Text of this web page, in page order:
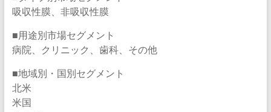
吸収性膜、非吸収性膜
■用途別市場セグメント
病院、クリニック、歯科、その他
■地域別・国別セグメント
北米
米国